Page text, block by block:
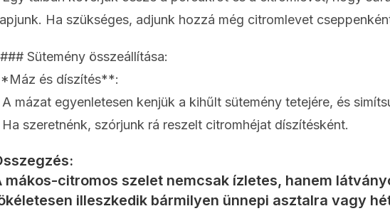
Ha szükséges, adjunk hozzá még citromlevet
Sütemény összeállítása:
és díszítés**:
A mázat egyenletesen kenjük a kihűlt sütemény tetejére, és
Ha szeretnénk, szórjunk rá reszelt citromhéjat díszítésként.
mákos-citromos szelet nemcsak ízletes, hanem
illeszkedik bármilyen ünnepi asztalra vagy